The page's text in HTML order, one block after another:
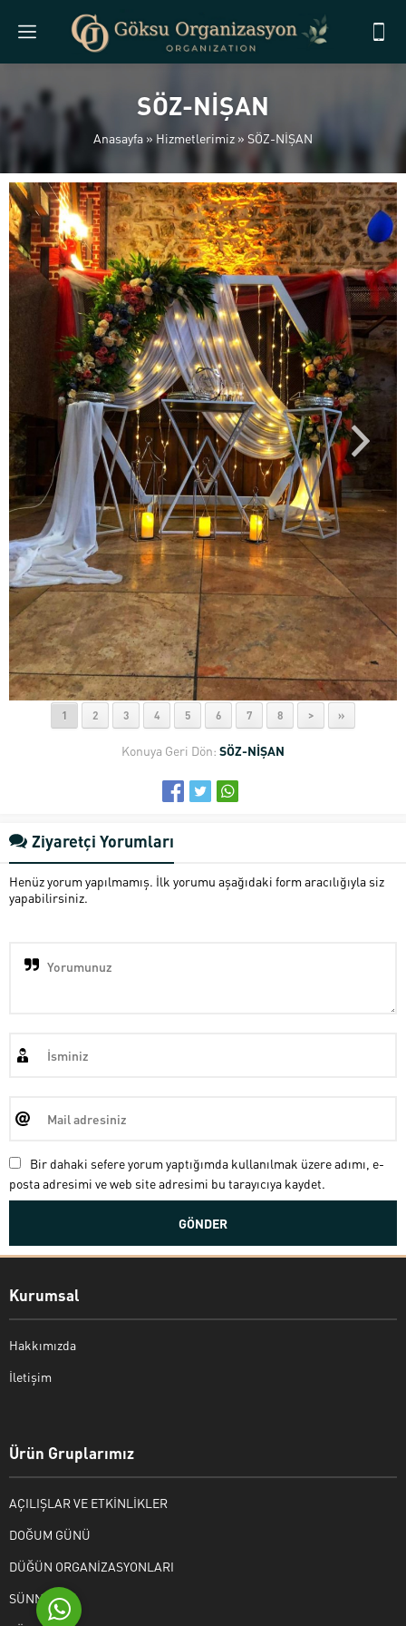
SÖZ-NİŞAN
Anasayfa »Hizmetlerimiz » SÖZ-NİŞAN
1 2 3 4 5 6 7 8 > »
Konuya Geri Dön: SÖZ-NİŞAN
Ziyaretçi Yorumları
Henüz yorum yapılmamış. İlk yorumu aşağıdaki form aracılığıyla siz
yapabilirsiniz.
Bir dahaki sefere yorum yaptığımda kullanılmak üzere adımı, e-
posta adresimi ve web site adresimi bu tarayıcıya kaydet.
Kurumsal
Hakkımızda
İletişim
Ürün Gruplarımız
AÇILIŞLAR VE ETKİNLİKLER
DOĞUM GÜNÜ
DÜĞÜN ORGANİZASYONLARI
SÜNNET